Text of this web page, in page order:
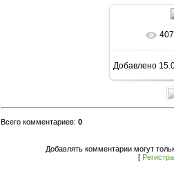
В 407
Добавлено
Всего комментариев: 0
Добавлять комментарии могут
[